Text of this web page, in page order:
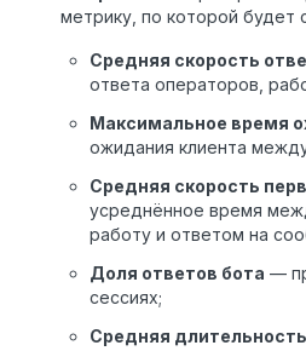
метрику, по которой будет
Средняя скорость
ответа операторов,
Максимальное время
ожидания клиента
Средняя скорость
усреднённое время
работу и ответом на
Доля ответов бота —
сессиях;
Средняя